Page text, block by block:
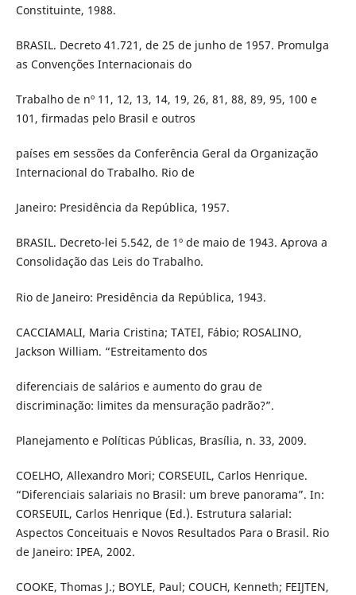
Constituinte, 1988.
BRASIL. Decreto 41.721, de 25 de junho de 1957. Promulga
as Convenções Internacionais do
Trabalho de nº 11, 12, 13, 14, 19, 26, 81, 88, 89, 95, 100 e
101, firmadas pelo Brasil e outros
países em sessões da Conferência Geral da Organização
Internacional do Trabalho. Rio de
Janeiro: Presidência da República, 1957.
BRASIL. Decreto-lei 5.542, de 1º de maio de 1943. Aprova a
Consolidação das Leis do Trabalho.
Rio de Janeiro: Presidência da República, 1943.
CACCIAMALI, Maria Cristina; TATEI, Fábio; ROSALINO,
Jackson William. “Estreitamento dos
diferenciais de salários e aumento do grau de
discriminação: limites da mensuração padrão?”.
Planejamento e Políticas Públicas, Brasília, n. 33, 2009.
COELHO, Allexandro Mori; CORSEUIL, Carlos Henrique.
“Diferenciais salariais no Brasil: um breve panorama”. In:
CORSEUIL, Carlos Henrique (Ed.). Estrutura salarial:
Aspectos Conceituais e Novos Resultados Para o Brasil. Rio
de Janeiro: IPEA, 2002.
COOKE, Thomas J.; BOYLE, Paul; COUCH, Kenneth; FEIJTEN,